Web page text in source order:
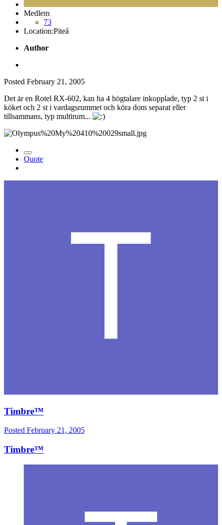
Medlem
73
Location:Piteå
Author
Posted February 21, 2005
Det är en Rotel RX-602, kan ha 4 högtalare inkopplade, typ 2 st i
köket och 2 st i vardagsrummet och köra dom separat eller
tillsammans, typ multirum...
Quote
Timbre™
Posted February 21, 2005
Timbre™